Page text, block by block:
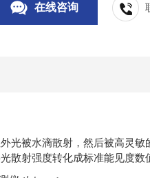
在线咨询
光被水滴散射，然后被高灵
散射强度转化成标准能见度数